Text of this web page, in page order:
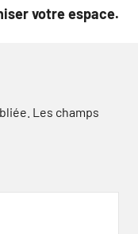
votre espace.
Les champs